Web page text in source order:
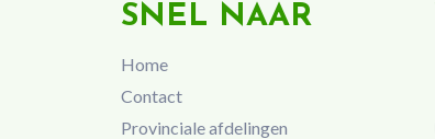
SNEL NAAR
Home
Contact
Provinciale afdelingen